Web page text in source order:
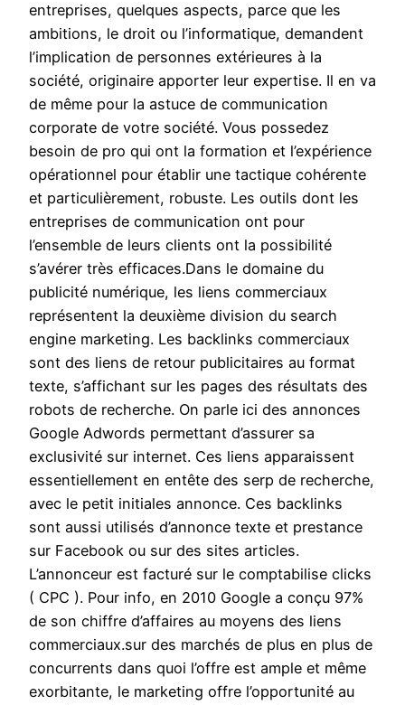
entreprises, quelques aspects, parce que les
ambitions, le droit ou l’informatique, demandent
l’implication de personnes extérieures à la
société, originaire apporter leur expertise. Il en va
de même pour la astuce de communication
corporate de votre société. Vous possedez
besoin de pro qui ont la formation et l’expérience
opérationnel pour établir une tactique cohérente
et particulièrement, robuste. Les outils dont les
entreprises de communication ont pour
l’ensemble de leurs clients ont la possibilité
s’avérer très efficaces.Dans le domaine du
publicité numérique, les liens commerciaux
représentent la deuxième division du search
engine marketing. Les backlinks commerciaux
sont des liens de retour publicitaires au format
texte, s’affichant sur les pages des résultats des
robots de recherche. On parle ici des annonces
Google Adwords permettant d’assurer sa
exclusivité sur internet. Ces liens apparaissent
essentiellement en entête des serp de recherche,
avec le petit initiales annonce. Ces backlinks
sont aussi utilisés d’annonce texte et prestance
sur Facebook ou sur des sites articles.
L’annonceur est facturé sur le comptabilise clicks
( CPC ). Pour info, en 2010 Google a conçu 97%
de son chiffre d’affaires au moyens des liens
commerciaux.sur des marchés de plus en plus de
concurrents dans quoi l’offre est ample et même
exorbitante, le marketing offre l’opportunité au